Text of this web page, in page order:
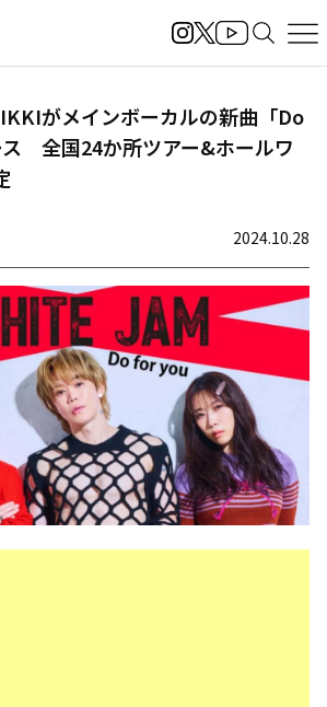
がメインボーカルの新曲「Do
ス 全国24か所ツアー&ホールワ
2024.10.28